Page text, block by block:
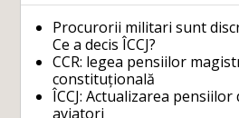
Procurorii militari sunt
Ce a decis ÎCCJ?
CCR: legea pensiilor
constituțională
ÎCCJ: Actualizarea
aviatori